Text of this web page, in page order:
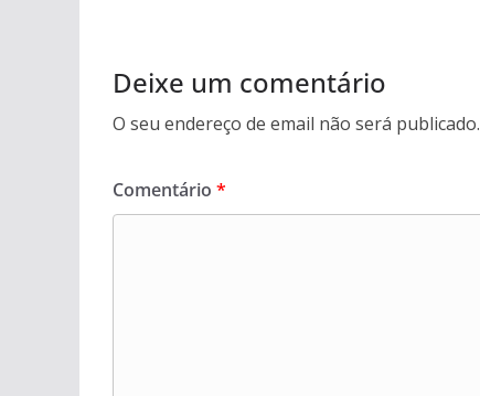
Deixe um comentário
O seu endereço de email não será publicado.
Comentário *